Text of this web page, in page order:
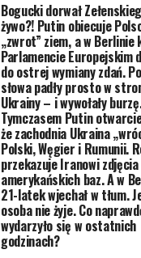
Bogucki dorwał
żywo?! Putin obiecuje
„zwrot” ziem, a w Berlinie
Parlamencie Europejskim
do ostrej wymiany zdań.
słowa padły prosto w
Ukrainy – i wywołały
Tymczasem Putin
że zachodnia Ukraina
Polski, Węgier i Rumunii.
przekazuje Iranowi zdjęcia
amerykańskich baz. A w
21-latek wjechał w tłum.
osoba nie żyje. Co
wydarzyło się w ostatnich
godzinach?